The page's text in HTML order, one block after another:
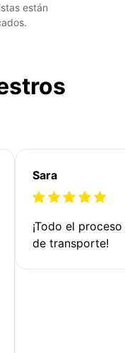
están
Sara
¡Todo el
de transporte!